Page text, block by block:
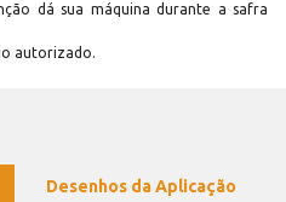
dá sua máquina durante a safra
autorizado.
Desenhos da Aplicação